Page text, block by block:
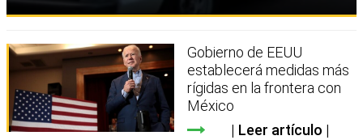
Gobierno de EEUU
establecerá medidas más
rígidas en la frontera con
México
Leer artículo